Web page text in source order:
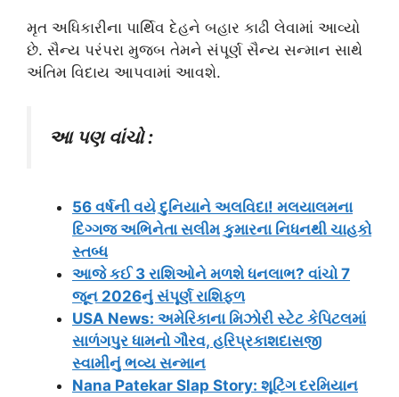
મૃત અધિકારીના પાર્થિવ દેહને બહાર કાઢી લેવામાં આવ્યો
છે. સૈન્ય પરંપરા મુજબ તેમને સંપૂર્ણ સૈન્ય સન્માન સાથે
અંતિમ વિદાય આપવામાં આવશે.
આ પણ વાંચો :
56 વર્ષની વયે દુનિયાને અલવિદા! મલયાલમના
દિગ્ગજ અભિનેતા સલીમ કુમારના નિધનથી ચાહકો
સ્તબ્ધ
આજે કઈ 3 રાશિઓને મળશે ધનલાભ? વાંચો 7
જૂન 2026નું સંપૂર્ણ રાશિફળ
USA News: અમેરિકાના મિઝોરી સ્ટેટ કેપિટલમાં
સાળંગપુર ધામનો ગૌરવ, હરિપ્રકાશદાસજી
સ્વામીનું ભવ્ય સન્માન
Nana Patekar Slap Story: શૂટિંગ દરમિયાન